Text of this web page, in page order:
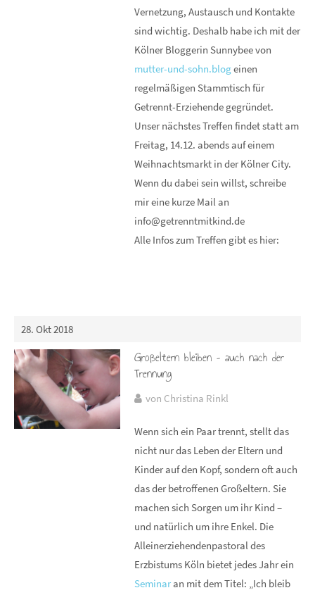
Vernetzung, Austausch und Kontakte
sind wichtig. Deshalb habe ich mit der
Kölner Bloggerin Sunnybee von
mutter-und-sohn.blogeinen
regelmäßigen Stammtisch für
Getrennt-Erziehende gegründet.
Unser nächstes Treffen findet statt am
Freitag, 14.12. abends auf einem
Weihnachtsmarkt in der Kölner City.
Wenn du dabei sein willst, schreibe
mir eine kurze Mail an
info@getrenntmitkind.de
Alle Infos zum Treffen gibt es hier:
28. Okt 2018
Großeltern bleiben – auch nach der
Trennung
von Christina Rinkl
Wenn sich ein Paar trennt, stellt das
nicht nur das Leben der Eltern und
Kinder auf den Kopf, sondern oft auch
das der betroffenen Großeltern. Sie
machen sich Sorgen um ihr Kind –
und natürlich um ihre Enkel. Die
Alleinerziehendenpastoral des
Erzbistums Köln bietet jedes Jahr ein
Seminaran mit dem Titel: „Ich bleib